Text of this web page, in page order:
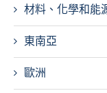
材料、化學和能
東南亞
歐洲